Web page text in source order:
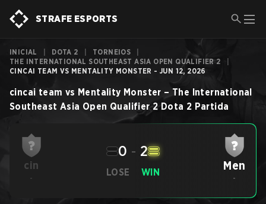
STRAFE ESPORTS
INICIAL DOTA 2 TORNEIOS
THE INTERNATIONAL SOUTHEAST ASIA OPEN QUALIFIER 2
CINCAI TEAM VS MENTALITY MONSTER - JUN 12, 2026
cincai team vs Mentality Monster – The International
Southeast Asia Open Qualifier 2 Dota 2 Partida
cin
-
LOSE
0 - 2
WIN Men
-